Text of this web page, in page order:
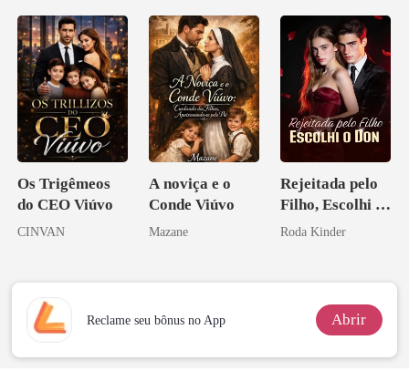
Veja-me Brilhar
Verdadeira
Companheira
Os Trigêmeos
do CEO Viúvo
CINVAN
A noviça e o
Conde Viúvo
Mazane
Rejeitada pelo
Filho, Escolhi o
Don
Roda Kinder
Reclame seu bônus no App Abrir